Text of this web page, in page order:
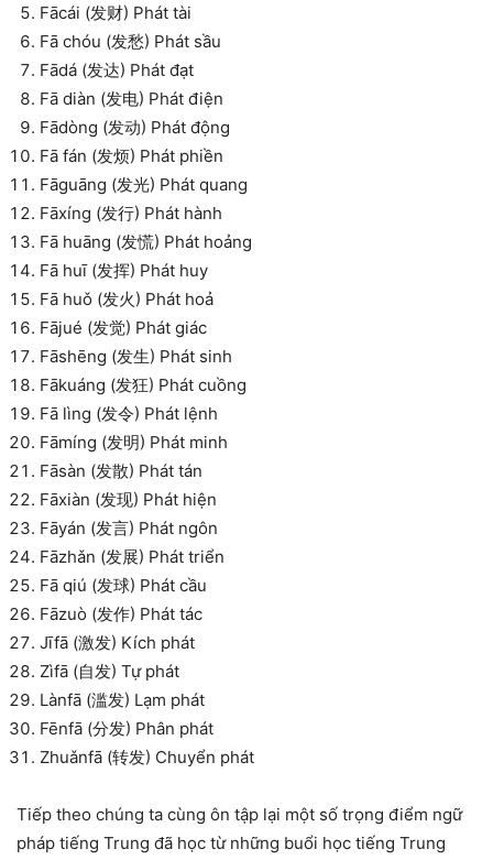
Fācái (发财) Phát tài
Fā chóu (发愁) Phát sầu
Fādá (发达) Phát đạt
Fā diàn (发电) Phát điện
Fādòng (发动) Phát động
Fā fán (发烦) Phát phiền
Fāguāng (发光) Phát quang
Fāxíng (发行) Phát hành
Fā huāng (发慌) Phát hoảng
Fā huī (发挥) Phát huy
Fā huǒ (发火) Phát hoả
Fājué (发觉) Phát giác
Fāshēng (发生) Phát sinh
Fākuáng (发狂) Phát cuồng
Fā lìng (发令) Phát lệnh
Fāmíng (发明) Phát minh
Fāsàn (发散) Phát tán
Fāxiàn (发现) Phát hiện
Fāyán (发言) Phát ngôn
Fāzhǎn (发展) Phát triển
Fā qiú (发球) Phát cầu
Fāzuò (发作) Phát tác
Jīfā (激发) Kích phát
Zìfā (自发) Tự phát
Lànfā (滥发) Lạm phát
Fēnfā (分发) Phân phát
Zhuǎnfā (转发) Chuyển phát
Tiếp theo chúng ta cùng ôn tập lại một số trọng điểm ngữ
pháp tiếng Trung đã học từ những buổi học tiếng Trung